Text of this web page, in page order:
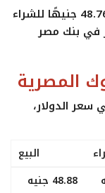
جنيهًا للشراء
في بنك مصر
المصرية
سعر الدولار،
البيع
48.88 جنيه